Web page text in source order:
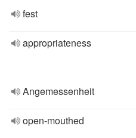
fest
appropriateness
Angemessenheit
open-mouthed